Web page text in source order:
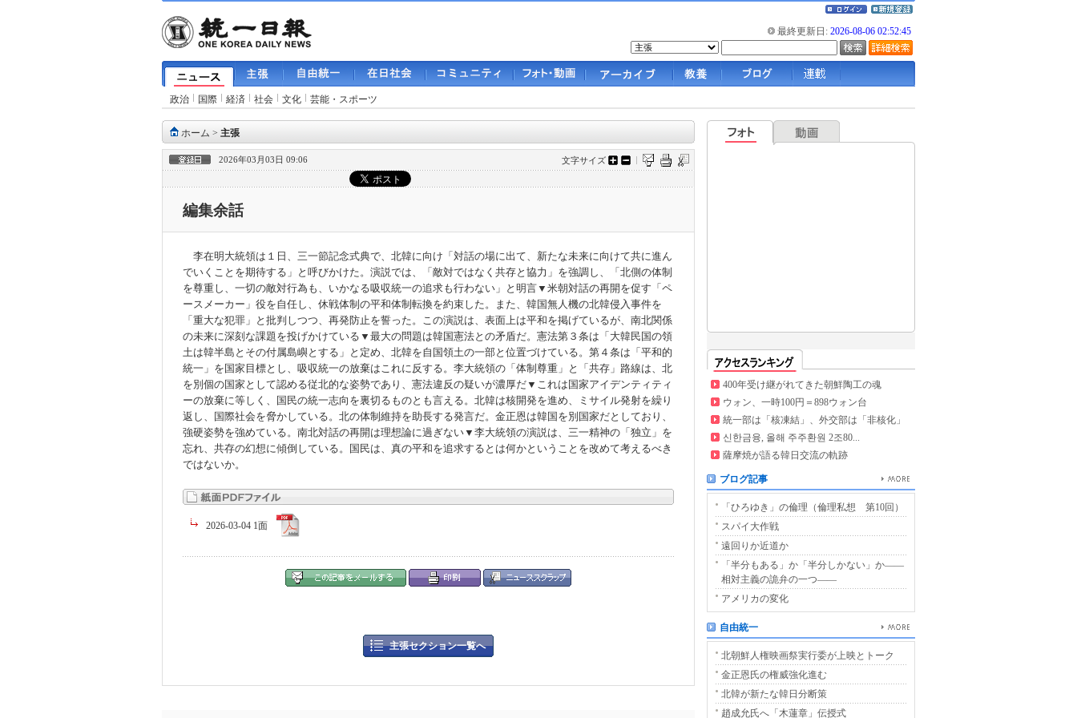
最終更新日: 2026-08-06 02:52:45
政治 国際 経済 社会 文化 芸能・スポーツ
ホーム > 主張
2026年03月03日 09:06 文字サイズ
編集余話
李在明大統領は１日、三一節記念式典で、北韓に向け「対話の場に出て、新たな未来に向けて共に進ん
でいくことを期待する」と呼びかけた。演説では、「敵対ではなく共存と協力」を強調し、「北側の体制
を尊重し、一切の敵対行為も、いかなる吸収統一の追求も行わない」と明言▼米朝対話の再開を促す「ペ
ースメーカー」役を自任し、休戦体制の平和体制転換を約束した。また、韓国無人機の北韓侵入事件を
「重大な犯罪」と批判しつつ、再発防止を誓った。この演説は、表面上は平和を掲げているが、南北関係
の未来に深刻な課題を投げかけている▼最大の問題は韓国憲法との矛盾だ。憲法第３条は「大韓民国の領
土は韓半島とその付属島嶼とする」と定め、北韓を自国領土の一部と位置づけている。第４条は「平和的
統一」を国家目標とし、吸収統一の放棄はこれに反する。李大統領の「体制尊重」と「共存」路線は、北
を別個の国家として認める従北的な姿勢であり、憲法違反の疑いが濃厚だ▼これは国家アイデンティティ
ーの放棄に等しく、国民の統一志向を裏切るものとも言える。北韓は核開発を進め、ミサイル発射を繰り
返し、国際社会を脅かしている。北の体制維持を助長する発言だ。金正恩は韓国を別国家だとしており、
強硬姿勢を強めている。南北対話の再開は理想論に過ぎない▼李大統領の演説は、三一精神の「独立」を
忘れ、共存の幻想に傾倒している。国民は、真の平和を追求するとは何かということを改めて考えるべき
ではないか。
2026-03-04 1面
主張セクション一覧へ
400年受け継がれてきた朝鮮陶工の魂
ウォン、一時100円＝898ウォン台
統一部は「核凍結」、外交部は「非核化」
신한금융, 올해 주주환원 2조80...
薩摩焼が語る韓日交流の軌跡
ブログ記事
「ひろゆき」の倫理（倫理私想 第10回）
スパイ大作戦
遠回りか近道か
「半分もある」か「半分しかない」か――
相対主義の詭弁の一つ――
アメリカの変化
自由統一
北朝鮮人権映画祭実行委が上映とトーク
金正恩氏の権威強化進む
北韓が新たな韓日分断策
趙成允氏へ「木蓮章」伝授式